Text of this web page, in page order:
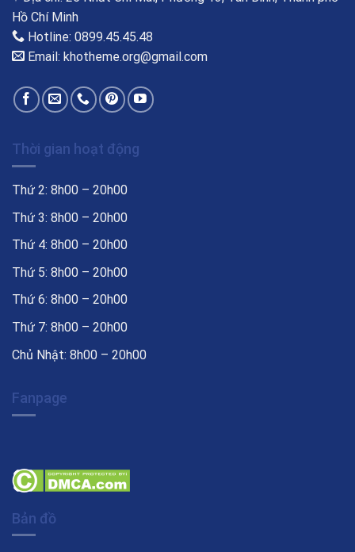
Hồ Chí Minh
Hotline: 0899.45.45.48
Email: khotheme.org@gmail.com
Thời gian hoạt động
Thứ 2: 8h00 – 20h00
Thứ 3: 8h00 – 20h00
Thứ 4: 8h00 – 20h00
Thứ 5: 8h00 – 20h00
Thứ 6: 8h00 – 20h00
Thứ 7: 8h00 – 20h00
Chủ Nhật: 8h00 – 20h00
Fanpage
Bản đồ